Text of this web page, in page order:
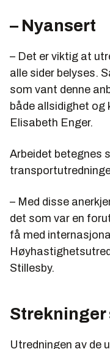
– Nyansert
– Det er viktig at
alle sider belyses.
som vant denne
både allsidighet og
Elisabeth Enger.
Arbeidet betegnes
– Med disse
det som var en
få med
Stillesby.
Strekninger
Utredningen av de